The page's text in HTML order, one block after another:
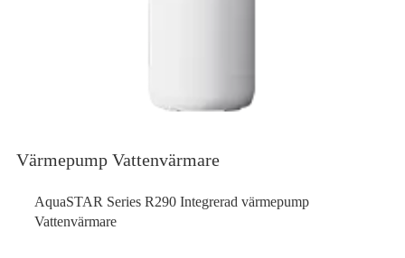
Värmepump Vattenvärmare
AquaSTAR Series R290 Integrerad värmepump
Vattenvärmare